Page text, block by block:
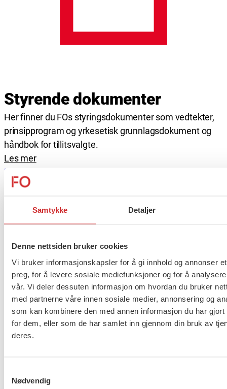
Samtykke Detaljer
Denne nettsiden bruker cookies
Vi bruker informasjonskapsler for å gi innhold og annonser
preg, for å levere sosiale mediefunksjoner og for å
vår. Vi deler dessuten informasjon om hvordan du bruker
med partnerne våre innen sosiale medier, annonsering og
som kan kombinere den med annen informasjon du har gjort
for dem, eller som de har samlet inn gjennom din bruk av
deres.
Nødvendig
Styrende dokumenter
Her finner du FOs styringsdokumenter som vedtekter,
prinsipprogram og yrkesetisk grunnlagsdokument og
håndbok for tillitsvalgte.
Les mer
Hjem
Vedtekter (nynorsk)
Prinsipprogram (nynorsk)
Handlingsprogram
Organisasjonsprogram (bokmål)
Organisasjonsprogram (nynorsk)
Håndbok for tillitsvalgte
Kompass for en ny sosialpolitikk
Yrkesetisk grunnlagsdokument (bokmål)